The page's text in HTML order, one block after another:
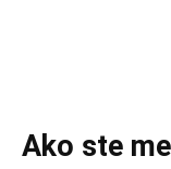
Ako ste